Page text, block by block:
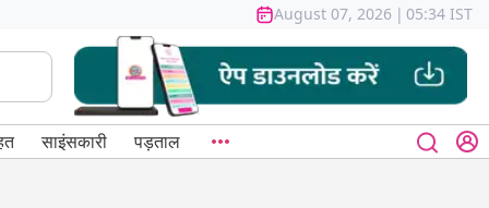
August 07, 2026 | 05:34 IST
साइंसकारी पड़ताल